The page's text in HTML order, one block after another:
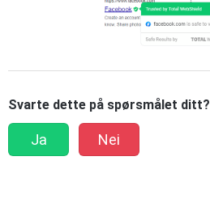
Svarte dette på spørsmålet ditt?
Ja Nei